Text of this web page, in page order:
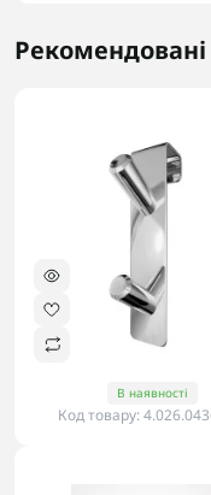
В наявності
Код товару: